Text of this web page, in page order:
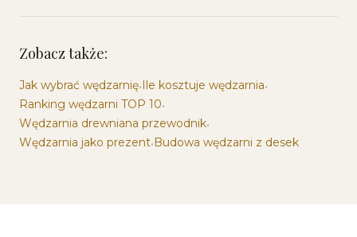
Zobacz także:
Jak wybrać wędzarnię•Ile kosztuje wędzarnia•
Ranking wędzarni TOP 10•
Wędzarnia drewniana przewodnik•
Wędzarnia jako prezent•Budowa wędzarni z desek